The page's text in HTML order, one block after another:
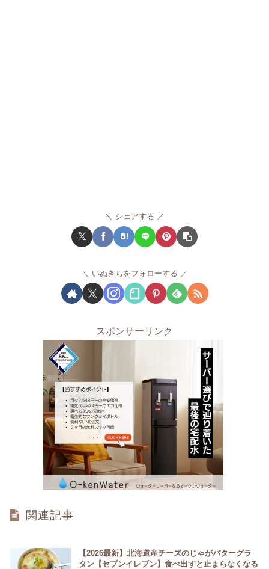
シェアする
いぬきちをフォローする
スポンサーリンク
関連記事
【2026最新】北海道産チーズのじゃがバターグラ
タン【セブンイレブン】食べ出すと止まらなくなる